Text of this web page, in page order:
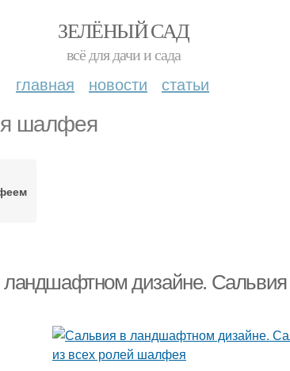
ЗЕЛЁНЫЙ САД
всё для дачи и сада
главная новости статьи
шалфея
дизайне. Сальвия